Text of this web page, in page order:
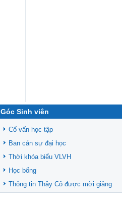
Góc Sinh viên
Cố vấn học tập
Ban cán sự đại học
Thời khóa biểu VLVH
Học bổng
Thông tin Thầy Cô được mời giảng